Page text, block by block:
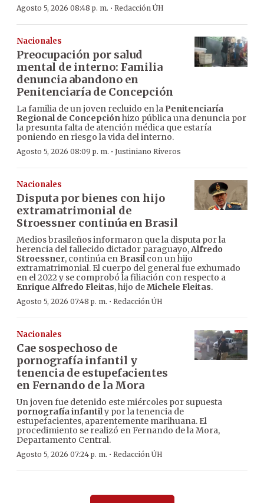
Agosto 5, 2026 08:48 p. m. · Redacción ÚH
Nacionales
Preocupación por salud
mental de interno: Familia
denuncia abandono en
Penitenciaría de Concepción
La familia de un joven recluido en la Penitenciaría
Regional de Concepciónhizo pública una denuncia por
la presunta falta de atención médica que estaría
poniendo en riesgo la vida del interno.
Agosto 5, 2026 08:09 p. m. · Justiniano Riveros
Nacionales
Disputa por bienes con hijo
extramatrimonial de
Stroessner continúa en Brasil
Medios brasileños informaron que la disputa por la
herencia del fallecido dictador paraguayo,Alfredo
Stroessner, continúa en Brasilcon un hijo
extramatrimonial. El cuerpo del general fue exhumado
en el 2022 y se comprobó la filiación con respecto a
Enrique Alfredo Fleitas, hijo deMichele Fleitas.
Agosto 5, 2026 07:48 p. m. · Redacción ÚH
Nacionales
Cae sospechoso de
pornografía infantil y
tenencia de estupefacientes
en Fernando de la Mora
Un joven fue detenido este miércoles por supuesta
pornografía infantily por la tenencia de
estupefacientes, aparentemente marihuana. El
procedimiento se realizó en Fernando de la Mora,
Departamento Central.
Agosto 5, 2026 07:24 p. m. · Redacción ÚH